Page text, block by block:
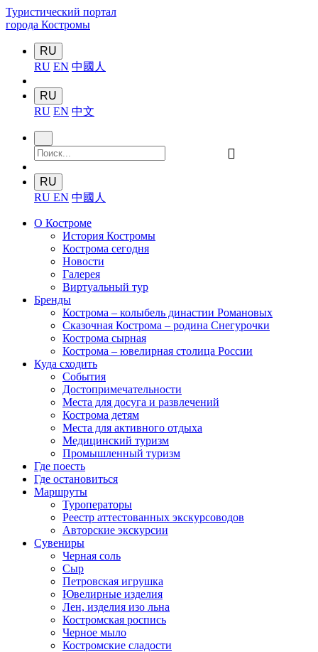
Туристический портал
города Костромы
RU
RU EN 中國人
RU
RU EN 中文
󰍉
RU
RU EN 中國人
О Костроме
История Костромы
Кострома сегодня
Новости
Галерея
Виртуальный тур
Бренды
Кострома – колыбель династии Романовых
Сказочная Кострома – родина Снегурочки
Кострома сырная
Кострома – ювелирная столица России
Куда сходить
События
Достопримечательности
Места для досуга и развлечений
Кострома детям
Места для активного отдыха
Медицинский туризм
Промышленный туризм
Где поесть
Где остановиться
Маршруты
Туроператоры
Реестр аттестованных экскурсоводов
Авторские экскурсии
Сувениры
Черная соль
Сыр
Петровская игрушка
Ювелирные изделия
Лен, изделия изо льна
Костромская роспись
Черное мыло
Костромские сладости